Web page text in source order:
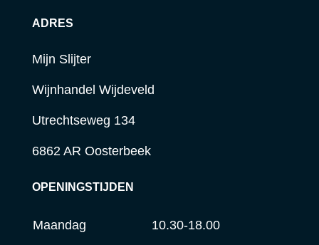
ADRES
Mijn Slijter
Wijnhandel Wijdeveld
Utrechtseweg 134
6862 AR Oosterbeek
OPENINGSTIJDEN
Maandag
10.30-18.00